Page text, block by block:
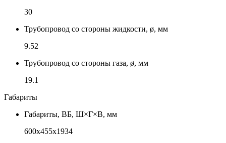
30
Трубопровод со стороны жидкости, ø, мм
9.52
Трубопровод со стороны газа, ø, мм
19.1
Габариты
Габариты, ВБ, Ш×Г×В, мм
600x455x1934